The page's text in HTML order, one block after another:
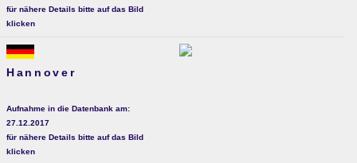
für nähere Details bitte auf das Bild
klicken
Hannover
Aufnahme in die Datenbank am:
27.12.2017
für nähere Details bitte auf das Bild
klicken